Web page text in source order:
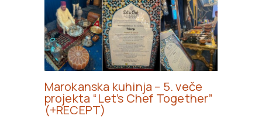
Marokanska kuhinja – 5. veče
projekta “Let’s Chef Together”
(+RECEPT)